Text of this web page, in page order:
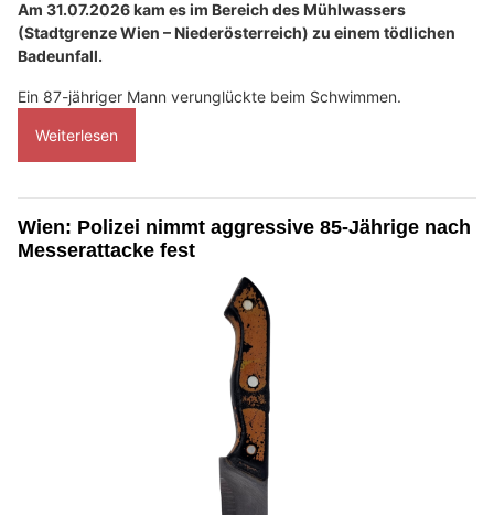
Am 31.07.2026 kam es im Bereich des Mühlwassers
(Stadtgrenze Wien – Niederösterreich) zu einem tödlichen
Badeunfall.
Ein 87-jähriger Mann verunglückte beim Schwimmen.
Weiterlesen
Wien: Polizei nimmt aggressive 85-Jährige nach
Messerattacke fest